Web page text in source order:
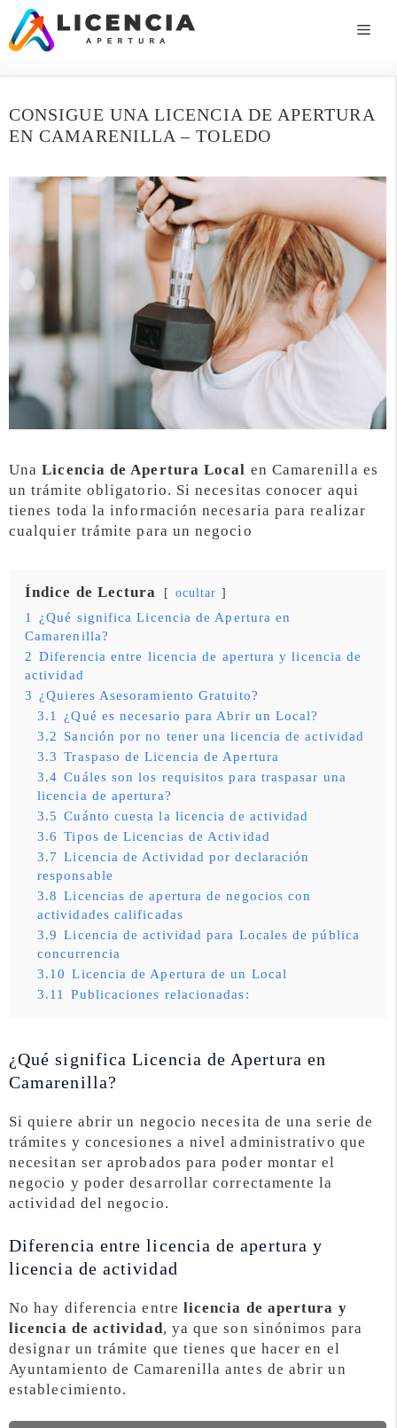
Saltar
contenido
CONSIGUE UNA LICENCIA DE APERTURA
EN CAMARENILLA – TOLEDO
UnaLicencia de Apertura Local en Camarenilla es
un trámite obligatorio. Si necesitas conocer aqui
tienes toda la información necesaria para realizar
cualquier trámite para un negocio
Índice de Lectura ocultar
1
¿Qué significa Licencia de Apertura en
Camarenilla?
2 Diferencia entre licencia de apertura y licencia de
actividad
3 ¿Quieres Asesoramiento Gratuito?
3.1
¿Qué es necesario para Abrir un Local?
3.2 Sanción por no tener una licencia de actividad
3.3 Traspaso de Licencia de Apertura
3.4 Cuáles son los requisitos para traspasar una
licencia de apertura?
3.5 Cuánto cuesta la licencia de actividad
3.6 Tipos de Licencias de Actividad
3.7 Licencia de Actividad por declaración
responsable
3.8 Licencias de apertura de negocios con
actividades calificadas
3.9 Licencia de actividad para Locales de pública
concurrencia
3.10 Licencia de Apertura de un Local
3.11
Publicaciones relacionadas:
¿Qué significa Licencia de Apertura en
Camarenilla?
Si quiere abrir un negocio necesita de una serie de
trámites y concesiones a nivel administrativo que
necesitan ser aprobados para poder montar el
negocio y poder desarrollar correctamente la
actividad del negocio.
Diferencia entre licencia de apertura y
licencia de actividad
No hay diferencia entre licencia de apertura y
licencia de actividad, ya que son sinónimos para
designar un trámite que tienes que hacer en el
Ayuntamiento de Camarenilla antes de abrir un
establecimiento.